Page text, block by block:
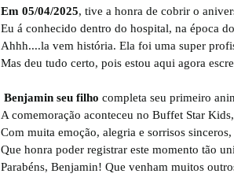
Em 05/04/2025, tive a honra de cobrir o
Eu á conhecido dentro do hospital, na época
Ahhh....la vem história. Ela foi uma super
Mas deu tudo certo, pois estou aqui agora
Benjamin seu filho completa seu primeiro
A comemoração aconteceu no Buffet Star
Com muita emoção, alegria e sorrisos
Que honra poder registrar este momento tão
Parabéns, Benjamin! Que venham muitos